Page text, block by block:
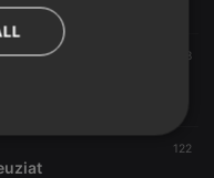
58
122
Functionality